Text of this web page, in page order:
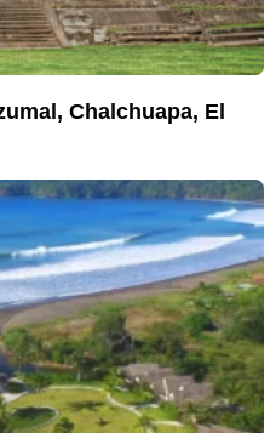
Chalchuapa, El